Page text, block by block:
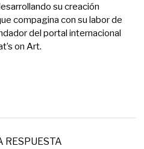
su creación
compagina con su labor de
del portal internacional
on Art.
RESPUESTA